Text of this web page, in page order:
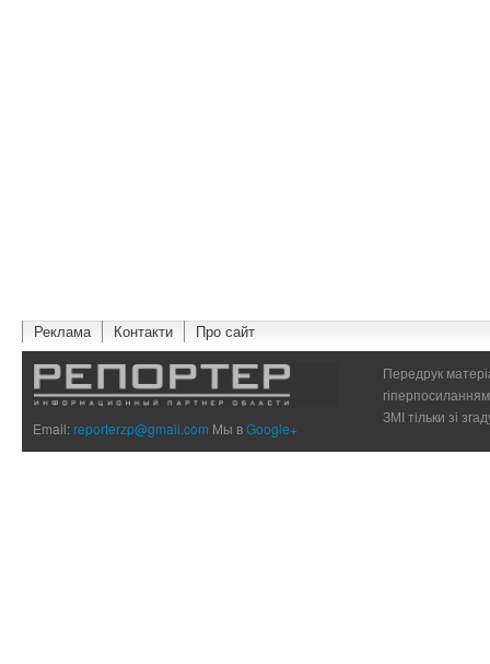
Реклама Контакти Про сайт
Email:reporterzp@gmail.com Мы вGoogle+
Передрук
ЗМІ тільки зі